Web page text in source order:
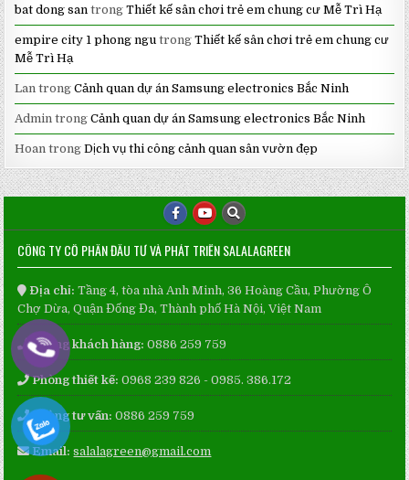
bat dong san trongThiết kế sân chơi trẻ em chung cư Mễ Trì Hạ
empire city 1 phong ngu trongThiết kế sân chơi trẻ em chung cư
Mễ Trì Hạ
Lan trongCảnh quan dự án Samsung electronics Bắc Ninh
Admin trongCảnh quan dự án Samsung electronics Bắc Ninh
Hoan trongDịch vụ thi công cảnh quan sân vườn đẹp
CÔNG TY CỔ PHẦN ĐẦU TƯ VÀ PHÁT TRIỂN SALALAGREEN
Địa chỉ: Tầng 4, tòa nhà Anh Minh, 36 Hoàng Cầu, Phường Ô
Chợ Dừa, Quận Đống Đa, Thành phố Hà Nội, Việt Nam
Phòng khách hàng: 0886 259 759
Phòng thiết kế: 0968 239 826 - 0985. 386.172
Phòng tư vấn: 0886 259 759
Email: salalagreen@gmail.com